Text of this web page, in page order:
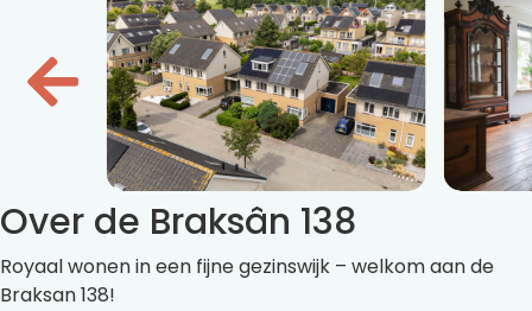
Over de Braksân 138
Royaal wonen in een fijne gezinswijk – welkom aan de
Braksan 138!